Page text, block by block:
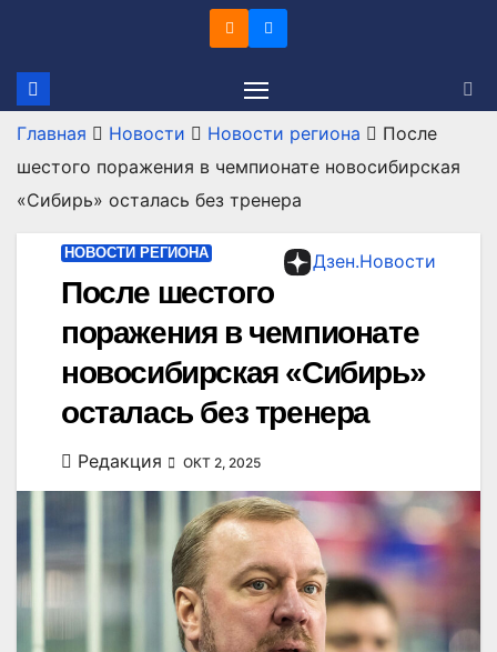
содержимому
Главная Новости Новости региона
После
шестого поражения в чемпионате новосибирская
«Сибирь» осталась без тренера
Дзен.Новости
НОВОСТИ РЕГИОНА
После шестого
поражения в чемпионате
новосибирская «Сибирь»
осталась без тренера
Редакция ОКТ 2, 2025